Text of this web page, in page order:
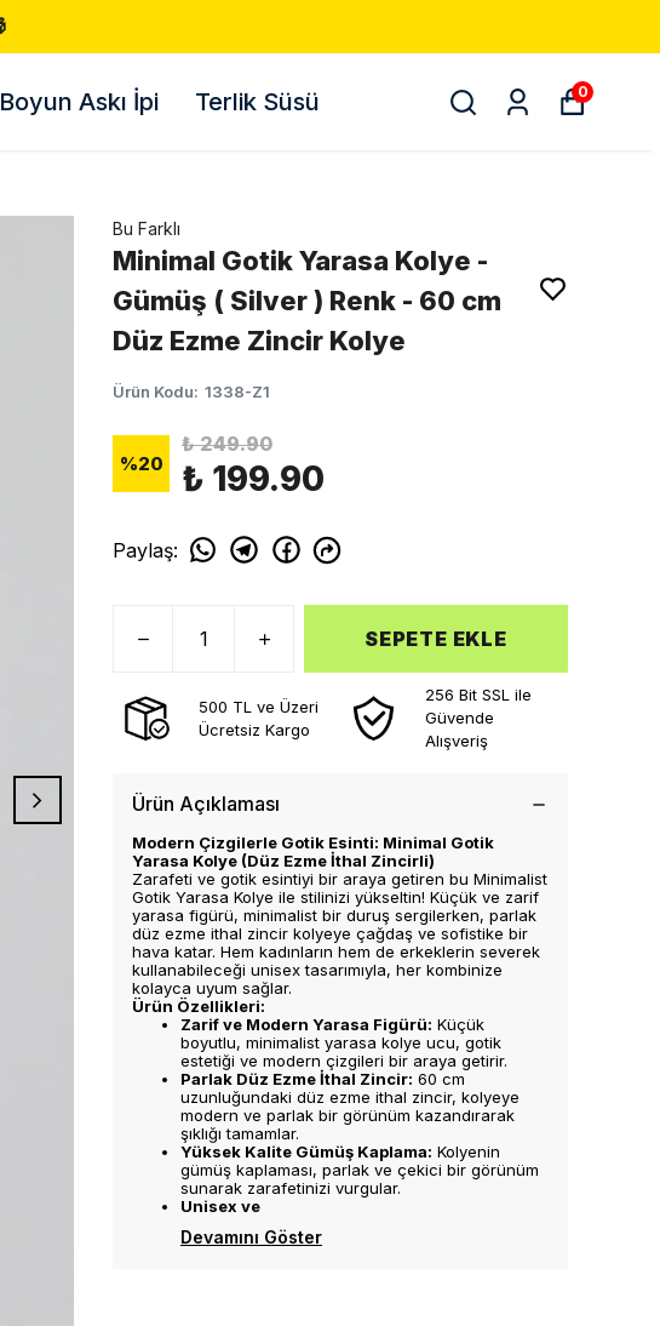
Boyun Askı İpi Terlik Süsü 0
Bu Farklı
Minimal Gotik Yarasa Kolye -
Gümüş ( Silver ) Renk - 60 cm
Düz Ezme Zincir Kolye
Ürün Kodu: 1338-Z1
%20
₺ 249.90
₺ 199.90
Paylaş:
SEPETE EKLE
500 TL ve Üzeri
Ücretsiz Kargo
256 Bit SSL ile
Güvende
Alışveriş
Ürün Açıklaması
Modern Çizgilerle Gotik Esinti: Minimal Gotik
Yarasa Kolye (Düz Ezme İthal Zincirli)
Zarafeti ve gotik esintiyi bir araya getiren bu Minimalist
Gotik Yarasa Kolye ile stilinizi yükseltin! Küçük ve zarif
yarasa figürü, minimalist bir duruş sergilerken, parlak
düz ezme ithal zincir kolyeye çağdaş ve sofistike bir
hava katar. Hem kadınların hem de erkeklerin severek
kullanabileceği unisex tasarımıyla, her kombinize
kolayca uyum sağlar.
Ürün Özellikleri:
Zarif ve Modern Yarasa Figürü: Küçük
boyutlu, minimalist yarasa kolye ucu, gotik
estetiği ve modern çizgileri bir araya getirir.
Parlak Düz Ezme İthal Zincir: 60 cm
uzunluğundaki düz ezme ithal zincir, kolyeye
modern ve parlak bir görünüm kazandırarak
şıklığı tamamlar.
Yüksek Kalite Gümüş Kaplama: Kolyenin
gümüş kaplaması, parlak ve çekici bir görünüm
sunarak zarafetinizi vurgular.
Unisex ve
Devamını Göster